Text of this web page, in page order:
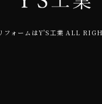
フォームはY'S工業 ALL